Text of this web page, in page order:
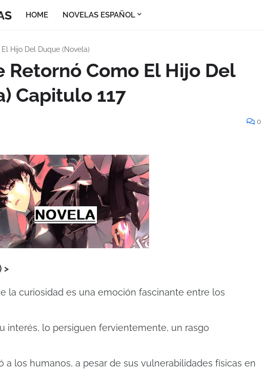
HOME NOVELAS ESPAÑOL
Hijo Del Duque (Novela)
Retornó Como El Hijo Del
Capitulo 117
0
>
la curiosidad es una emoción fascinante entre los
interés, lo persiguen fervientemente, un rasgo
a los humanos, a pesar de sus vulnerabilidades físicas en